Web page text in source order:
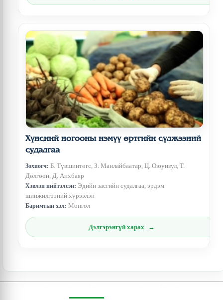
Хүнсний ногооны нэмүү өртгийн сүлжээний
судалгаа
Зохиогч: Б. Түвшинтөгс, З. Манлайбаатар, Ц. Оюунзул, Т.
Дөлгөөн, Д. Анхбаяр
Хэвлэн нийтэлсэн: Эдийн засгийн судалгаа, эрдэм
шинжилгээний хүрээлэн
Баримтын хэл: Монгол
Дэлгэрэнгүй харах